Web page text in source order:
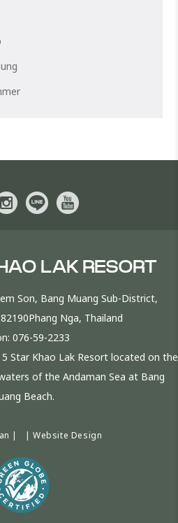
LAK RESORT
Son, Bang Muang Sub-District,
Nga, Thailand
076-59-2233
Star Khao Lak Resort located on the
of the Andaman Sea at Bang
Beach.
| |Website Design